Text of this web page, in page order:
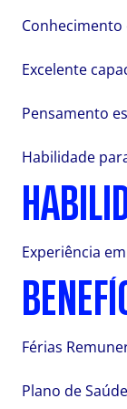
Excelente
Pensamento
Habilidade
Experiência em
Férias
Plano de